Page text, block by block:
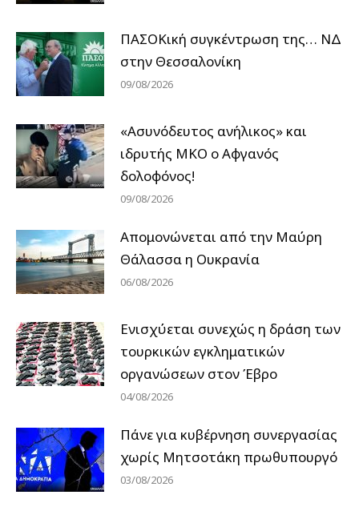
ΠΑΣΟΚική συγκέντρωση της… ΝΔ
στην Θεσσαλονίκη
09/08/2026
«Ασυνόδευτος ανήλικος» και
ιδρυτής ΜΚΟ ο Αφγανός
δολοφόνος!
09/08/2026
Απομονώνεται από την Μαύρη
Θάλασσα η Ουκρανία
06/08/2026
Ενισχύεται συνεχώς η δράση των
τουρκικών εγκληματικών
οργανώσεων στον Έβρο
04/08/2026
Πάνε για κυβέρνηση συνεργασίας
χωρίς Μητσοτάκη πρωθυπουργό
03/08/2026